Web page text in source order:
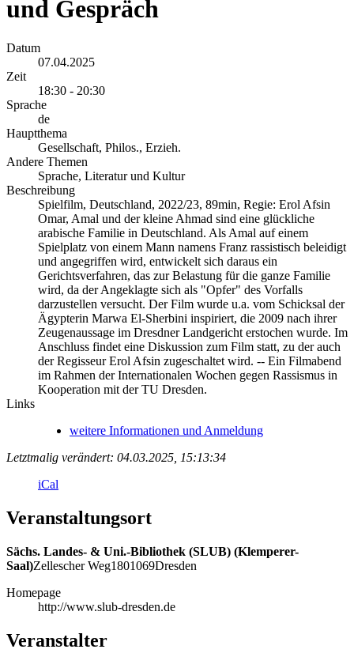
und Gespräch
Datum
07.04.2025
Zeit
18:30 - 20:30
Sprache
de
Hauptthema
Gesellschaft, Philos., Erzieh.
Andere Themen
Sprache, Literatur und Kultur
Beschreibung
Spielfilm, Deutschland, 2022/23, 89min, Regie: Erol Afsin
Omar, Amal und der kleine Ahmad sind eine glückliche
arabische Familie in Deutschland. Als Amal auf einem
Spielplatz von einem Mann namens Franz rassistisch beleidigt
und angegriffen wird, entwickelt sich daraus ein
Gerichtsverfahren, das zur Belastung für die ganze Familie
wird, da der Angeklagte sich als "Opfer" des Vorfalls
darzustellen versucht. Der Film wurde u.a. vom Schicksal der
Ägypterin Marwa El-Sherbini inspiriert, die 2009 nach ihrer
Zeugenaussage im Dresdner Landgericht erstochen wurde. Im
Anschluss findet eine Diskussion zum Film statt, zu der auch
der Regisseur Erol Afsin zugeschaltet wird. -- Ein Filmabend
im Rahmen der Internationalen Wochen gegen Rassismus in
Kooperation mit der TU Dresden.
Links
weitere Informationen und Anmeldung
Letztmalig verändert: 04.03.2025, 15:13:34
iCal
Veranstaltungsort
Sächs. Landes- & Uni.-Bibliothek (SLUB) (Klemperer-
Saal)Zellescher Weg1801069Dresden
Homepage
http://www.slub-dresden.de
Veranstalter